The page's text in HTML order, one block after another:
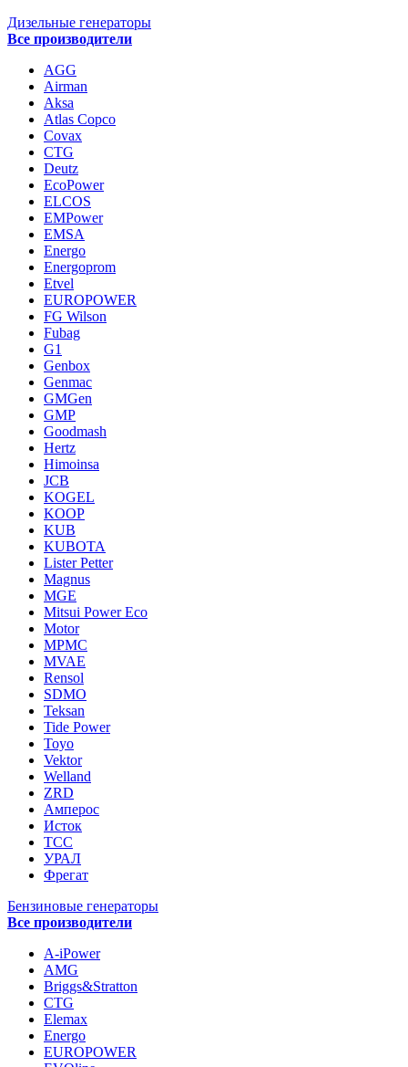
Дизельные генераторы
Все производители
AGG
Airman
Aksa
Atlas Copco
Covax
CTG
Deutz
EcoPower
ELCOS
EMPower
EMSA
Energo
Energoprom
Etvel
EUROPOWER
FG Wilson
Fubag
G1
Genbox
Genmac
GMGen
GMP
Goodmash
Hertz
Himoinsa
JCB
KOGEL
KOOP
KUB
KUBOTA
Lister Petter
Magnus
MGE
Mitsui Power Eco
Motor
MPMC
MVAE
Rensol
SDMO
Teksan
Tide Power
Toyo
Vektor
Welland
ZRD
Амперос
Исток
ТСС
УРАЛ
Фрегат
Бензиновые генераторы
Все производители
A-iPower
AMG
Briggs&Stratton
CTG
Elemax
Energo
EUROPOWER